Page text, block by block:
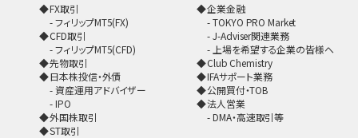
FX取引
フィリップMT5(FX)
CFD取引
フィリップMT5(CFD)
先物取引
日本株投信・外債
資産運用アドバイザー
IPO
外国株取引
ST取引
企業金融
TOKYO PRO Market
J-Adviser関連業務
上場を希望する企業の皆様へ
Club Chemistry
IFAサポート業務
公開買付・TOB
法人営業
DMA・高速取引等